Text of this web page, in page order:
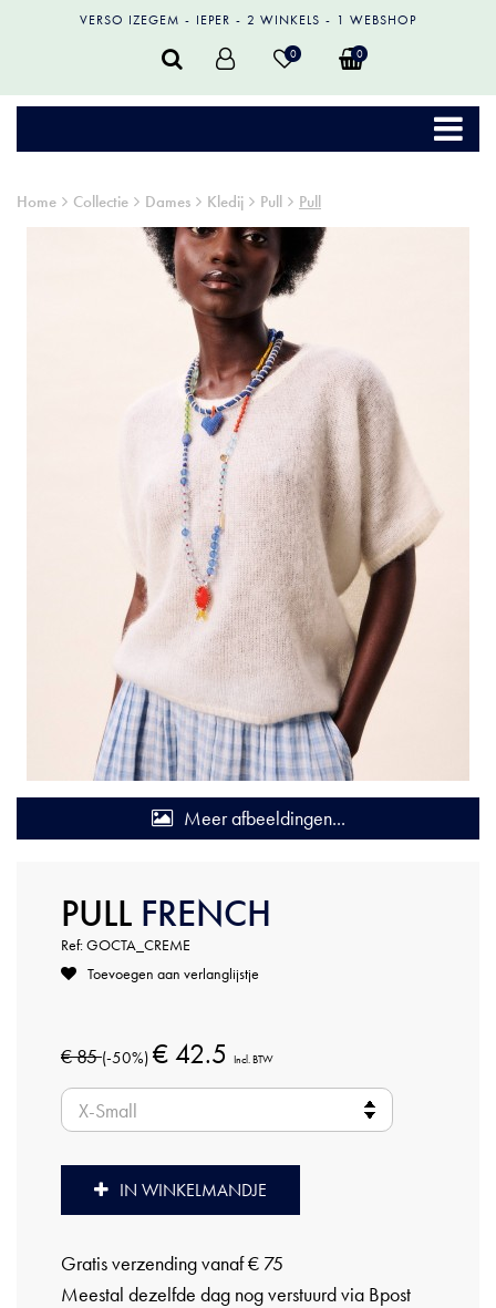
VERSO IZEGEM IEPER 2 WINKELS 1 WEBSHOP
0 0
Home Collectie Dames Kledij Pull Pull
Meer afbeeldingen...
PULL FRENCH
Ref: GOCTA_CREME
Toevoegen aan verlanglijstje
€ 85(-50%) € 42.5 Incl. BTW
IN WINKELMANDJE
Gratis verzending vanaf € 75
Meestal dezelfde dag nog verstuurd via Bpost